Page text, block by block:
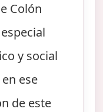
Colón
y social
ese
de este